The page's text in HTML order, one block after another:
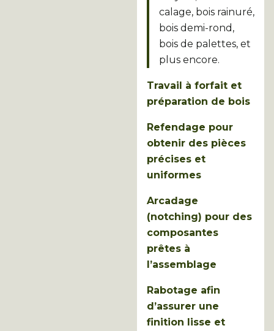
calage, bois rainuré,
bois demi-rond,
bois de palettes, et
plus encore.
Travail à forfait et
préparation de bois
Refendage pour
obtenir des pièces
précises et
uniformes
Arcadage
(notching) pour des
composantes
prêtes à
l’assemblage
Rabotage afin
d’assurer une
finition lisse et